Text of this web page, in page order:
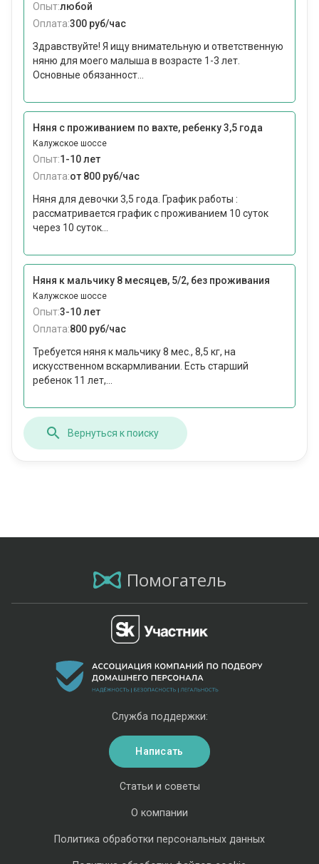
Опыт:любой
Оплата:300 руб/час
Здравствуйте! Я ищу внимательную и ответственную
няню для моего малыша в возрасте 1-3 лет.
Основные обязанност...
Няня с проживанием по вахте, ребенку 3,5 года
Калужское шоссе
Опыт:1-10 лет
Оплата:от 800 руб/час
Няня для девочки 3,5 года. График работы :
рассматривается график с проживанием 10 суток
через 10 суток...
Няня к мальчику 8 месяцев, 5/2, без проживания
Калужское шоссе
Опыт:3-10 лет
Оплата:800 руб/час
Требуется няня к мальчику 8 мес., 8,5 кг, на
искусственном вскармливании. Есть старший
ребенок 11 лет,...
Вернуться к поиску
Помогатель
Статьи и советы
О компании
Политика обработки персональных данных
Служба поддержки:
Написать